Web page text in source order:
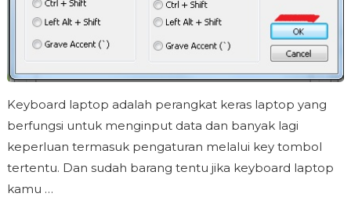
Keyboard laptop adalah perangkat keras laptop yang
berfungsi untuk menginput data dan banyak lagi
keperluan termasuk pengaturan melalui key tombol
tertentu. Dan sudah barang tentu jika keyboard laptop
kamu …